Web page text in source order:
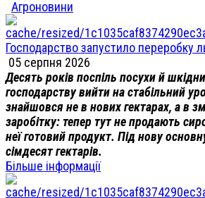
Агроновини
Господарство запустило переробку
05 серпня 2026
Десять років поспіль посухи й
господарству вийти на стабільний
знайшовся не в нових гектарах, а в
заробітку: тепер тут не продають
неї готовий продукт. Під нову
сімдесят гектарів.
Більше інформації